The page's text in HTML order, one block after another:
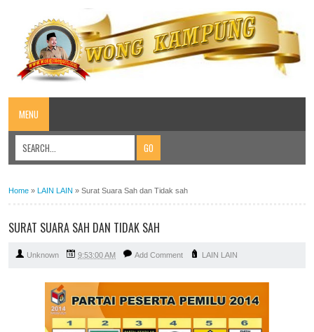
MENU
Home » LAIN LAIN » Surat Suara Sah dan Tidak sah
SURAT SUARA SAH DAN TIDAK SAH
Unknown 9:53:00 AM Add Comment LAIN LAIN